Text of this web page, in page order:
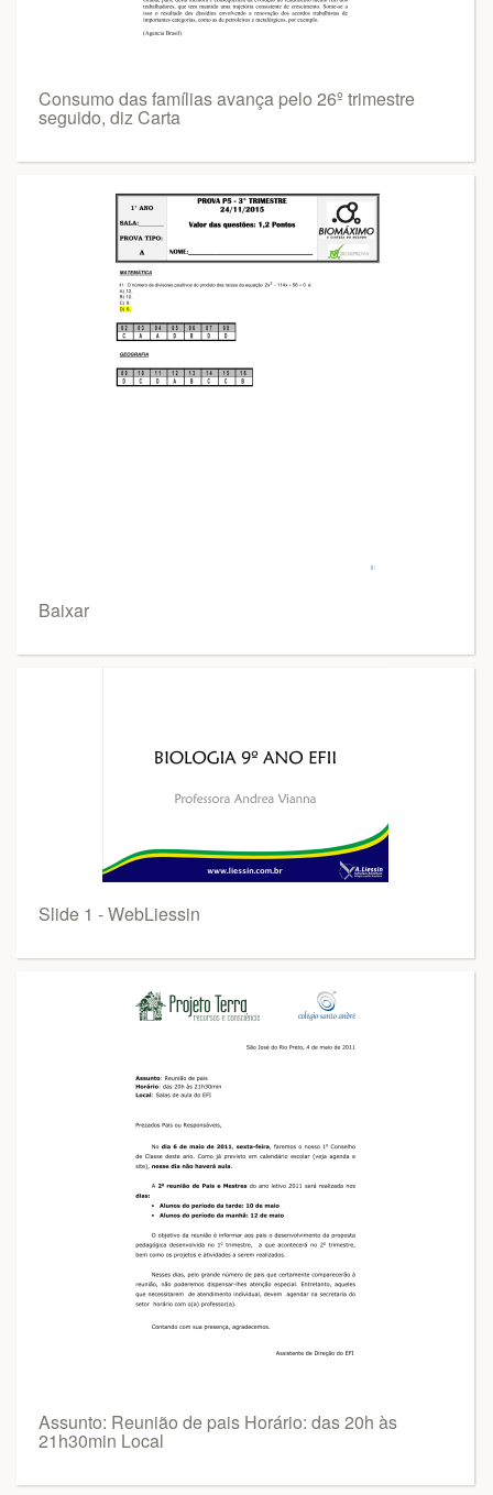
Consumo das famílias avança pelo 26º trimestre
seguido, diz Carta
Baixar
Slide 1 - WebLiessin
Assunto: Reunião de pais Horário: das 20h às
21h30min Local